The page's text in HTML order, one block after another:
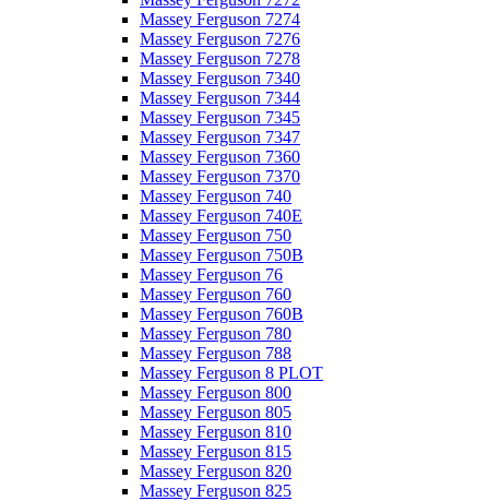
Massey Ferguson 7274
Massey Ferguson 7276
Massey Ferguson 7278
Massey Ferguson 7340
Massey Ferguson 7344
Massey Ferguson 7345
Massey Ferguson 7347
Massey Ferguson 7360
Massey Ferguson 7370
Massey Ferguson 740
Massey Ferguson 740E
Massey Ferguson 750
Massey Ferguson 750B
Massey Ferguson 76
Massey Ferguson 760
Massey Ferguson 760B
Massey Ferguson 780
Massey Ferguson 788
Massey Ferguson 8 PLOT
Massey Ferguson 800
Massey Ferguson 805
Massey Ferguson 810
Massey Ferguson 815
Massey Ferguson 820
Massey Ferguson 825